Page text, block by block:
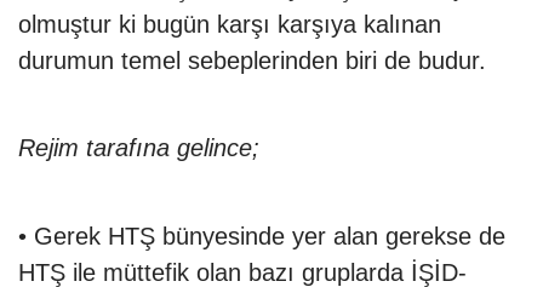
olmuştur ki bugün karşı karşıya kalınan
durumun temel sebeplerinden biri de budur.
Rejim tarafına gelince;
• Gerek HTŞ bünyesinde yer alan gerekse de
HTŞ ile müttefik olan bazı gruplarda İŞİD-